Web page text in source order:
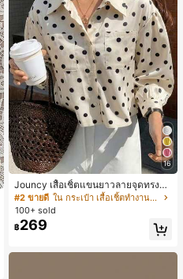
16
Jouncy เสื้อเชิ้ตแขนยาวลายจุดทรงหล
วมสำหรับผู้หญิง
#2 ขายดี
ใน กระเป๋า เสื้อเชิ้ตทำงานมีกระเป๋า
100+ sold
฿269